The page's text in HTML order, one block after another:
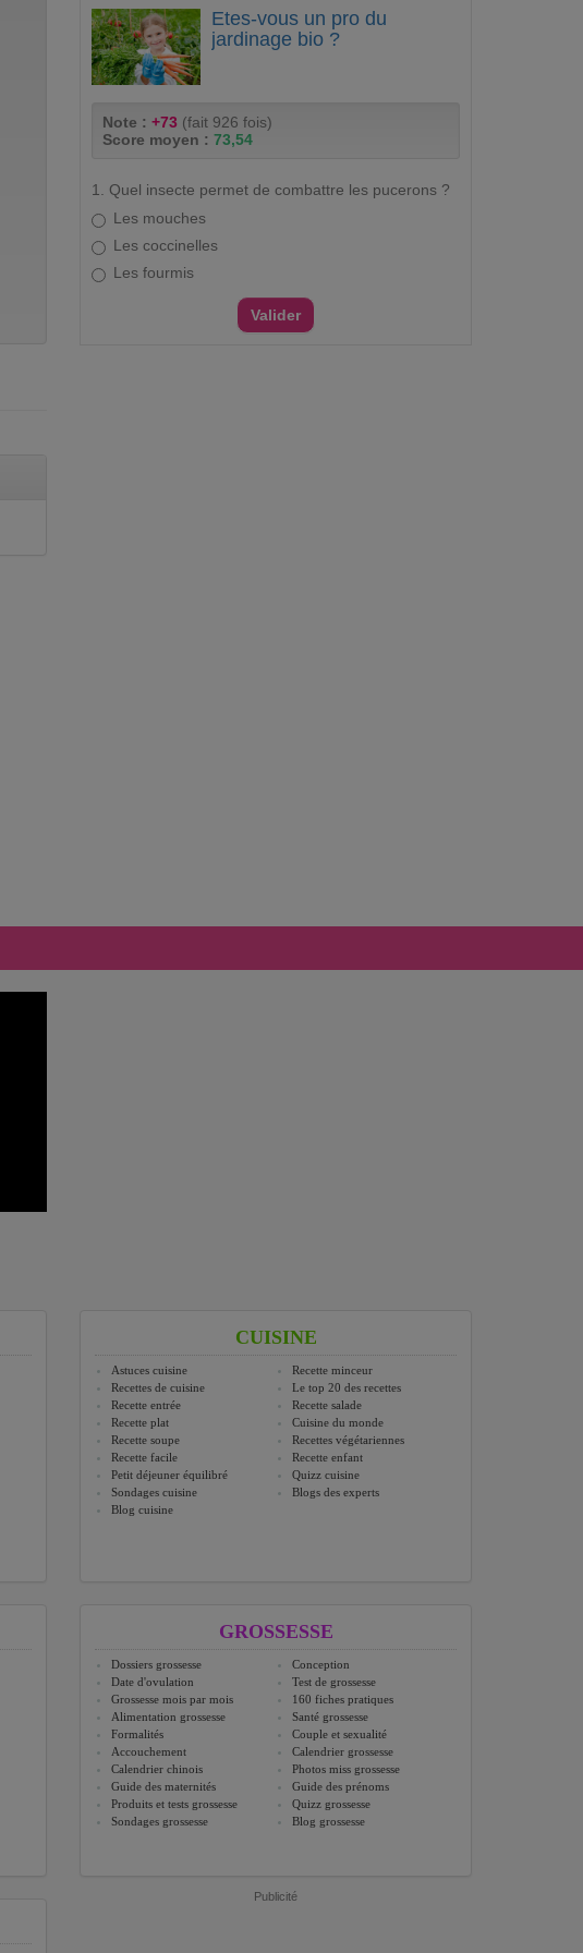
Etes-vous un pro du
jardinage bio ?
Note : +73 (fait 926 fois)
Score moyen : 73,54
1. Quel insecte permet de combattre les pucerons ?
Les mouches
Les coccinelles
Les fourmis
CUISINE
Astuces cuisine
Recette minceur
Recettes de cuisine
Le top 20 des recettes
Recette entrée
Recette salade
Recette plat
Cuisine du monde
Recette soupe
Recettes végétariennes
Recette facile
Recette enfant
Petit déjeuner équilibré
Quizz cuisine
Sondages cuisine
Blogs des experts
Blog cuisine
GROSSESSE
Dossiers grossesse
Conception
Date d'ovulation
Test de grossesse
Grossesse mois par mois
160 fiches pratiques
Alimentation grossesse
Santé grossesse
Formalités
Couple et sexualité
Accouchement
Calendrier grossesse
Calendrier chinois
Photos miss grossesse
Guide des maternités
Guide des prénoms
Produits et tests grossesse
Quizz grossesse
Sondages grossesse
Blog grossesse
Publicité